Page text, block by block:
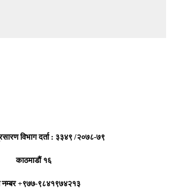
विभाग दर्ता : ३३४९ /२०७८-७९
काठमाडौं १६
नम्बर +९७७-९८४१९७४२१३